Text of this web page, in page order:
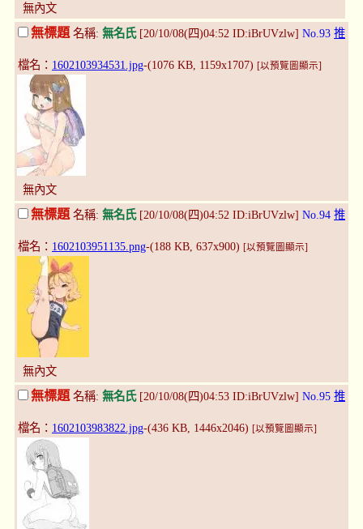
無內文
無標題 名稱: 無名氏[20/10/08(四)04:52 ID:iBrUVzlw] No.93 推
檔名： 1602103934531.jpg-(1076 KB, 1159x1707) [以預覽圖顯示]
無內文
無標題 名稱: 無名氏[20/10/08(四)04:52 ID:iBrUVzlw] No.94 推
檔名： 1602103951135.png-(188 KB, 637x900) [以預覽圖顯示]
無內文
無標題 名稱: 無名氏[20/10/08(四)04:53 ID:iBrUVzlw] No.95 推
檔名： 1602103983822.jpg-(436 KB, 1446x2046) [以預覽圖顯示]